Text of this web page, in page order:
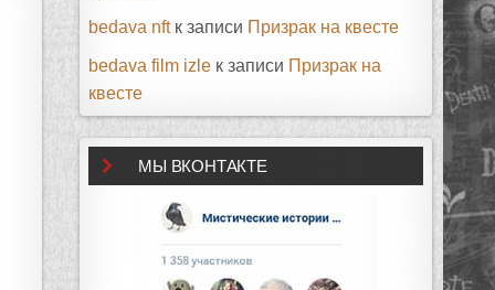
bedava nftк записи Призрак на квесте
bedava film izle к записи Призрак на
квесте
МЫ ВКОНТАКТЕ